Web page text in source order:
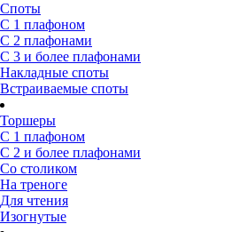
Споты
С 1 плафоном
С 2 плафонами
С 3 и более плафонами
Накладные споты
Встраиваемые споты
Торшеры
С 1 плафоном
С 2 и более плафонами
Со столиком
На треноге
Для чтения
Изогнутые